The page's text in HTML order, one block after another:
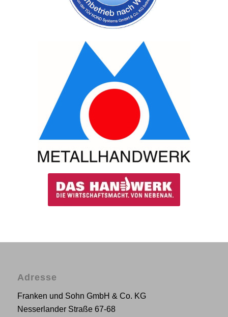
Adresse
Franken und Sohn GmbH & Co. KG
Nesserlander Straße 67-68